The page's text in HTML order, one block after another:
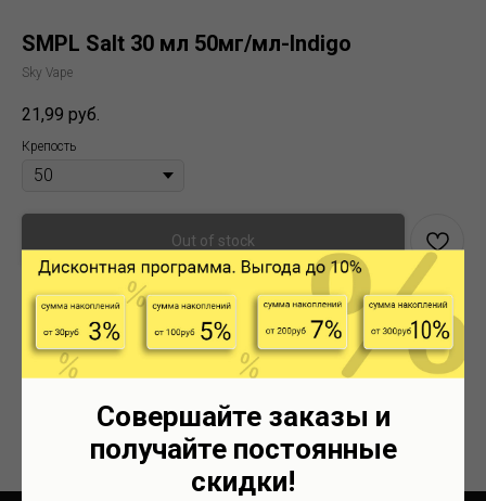
SMPL Salt 30 мл 50мг/мл-Indigo
Sky Vape
21,99 руб.
Крепость
Out of stock
-Охлажденный Микс Винограда и Лайма
Тип никотина: Солевой
Объем: 30 мл
Линейка жидкости: SMPL SALT
Совершайте заказы и
получайте постоянные
скидки!